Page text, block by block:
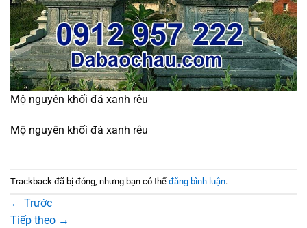
Mộ nguyên khối đá xanh rêu
Mộ nguyên khối đá xanh rêu
Trackback đã bị đóng, nhưng bạn có thể đăng bình luận.
← Trước
Tiếp theo →